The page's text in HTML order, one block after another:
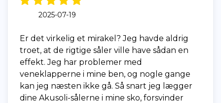
2025-07-19
Er det virkelig et mirakel? Jeg havde aldrig
troet, at de rigtige såler ville have sådan en
effekt. Jeg har problemer med
veneklapperne i mine ben, og nogle gange
kan jeg næsten ikke gå. Så snart jeg lægger
dine Akusoli-sålerne i mine sko, forsvinder